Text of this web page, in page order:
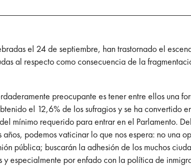
el 24 de septiembre, han trastornado el
al respecto como consecuencia de la
preocupante es tener entre ellos una
el 12,6% de los sufragios y se ha convertido
mínimo requerido para entrar en el Parlamento.
podemos vaticinar lo que nos espera: no una
pública; buscarán la adhesión de los muchos
especialmente por enfado con la política de